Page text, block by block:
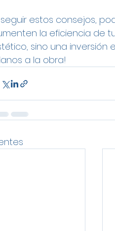
seguir estos consejos,
la eficiencia de
sino una inversión
a la obra!